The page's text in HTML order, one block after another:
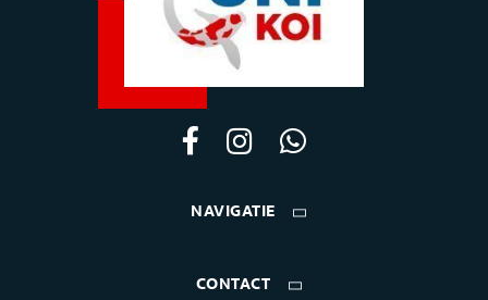
NAVIGATIE
CONTACT